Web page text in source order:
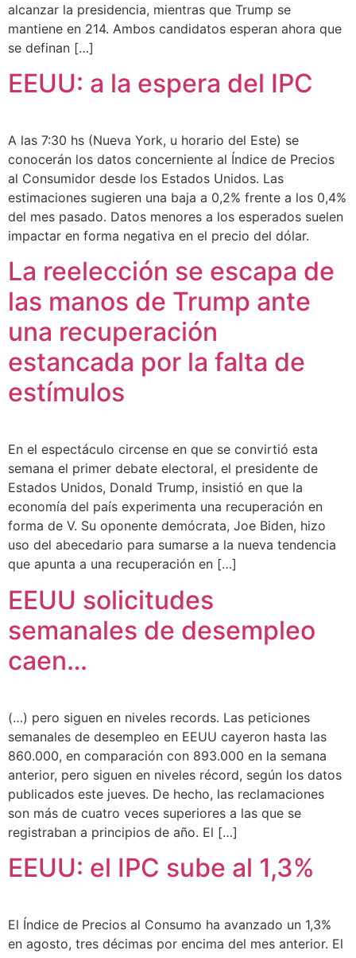
alcanzar la presidencia, mientras que Trump se
mantiene en 214. Ambos candidatos esperan ahora que
se definan […]
EEUU: a la espera del IPC
A las 7:30 hs (Nueva York, u horario del Este) se
conocerán los datos concerniente al Índice de Precios
al Consumidor desde los Estados Unidos. Las
estimaciones sugieren una baja a 0,2% frente a los 0,4%
del mes pasado. Datos menores a los esperados suelen
impactar en forma negativa en el precio del dólar.
La reelección se escapa de
las manos de Trump ante
una recuperación
estancada por la falta de
estímulos
En el espectáculo circense en que se convirtió esta
semana el primer debate electoral, el presidente de
Estados Unidos, Donald Trump, insistió en que la
economía del país experimenta una recuperación en
forma de V. Su oponente demócrata, Joe Biden, hizo
uso del abecedario para sumarse a la nueva tendencia
que apunta a una recuperación en […]
EEUU solicitudes
semanales de desempleo
caen…
(…) pero siguen en niveles records. Las peticiones
semanales de desempleo en EEUU cayeron hasta las
860.000, en comparación con 893.000 en la semana
anterior, pero siguen en niveles récord, según los datos
publicados este jueves. De hecho, las reclamaciones
son más de cuatro veces superiores a las que se
registraban a principios de año. El […]
EEUU: el IPC sube al 1,3%
El Índice de Precios al Consumo ha avanzado un 1,3%
en agosto, tres décimas por encima del mes anterior. El